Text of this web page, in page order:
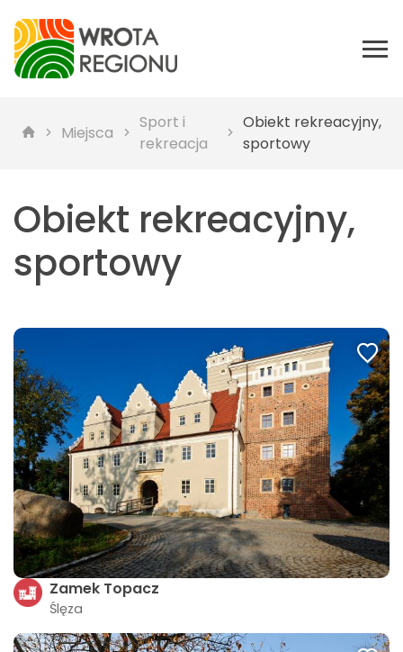
Miejsca
Sport i
rekreacja
Obiekt rekreacyjny,
sportowy
Obiekt rekreacyjny,
sportowy
Zamek Topacz
Ślęza